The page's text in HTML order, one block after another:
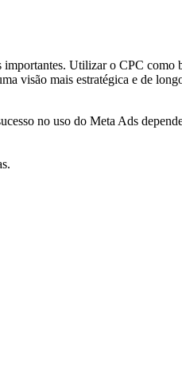
Utilizar o CPC como
visão mais estratégica e de
no uso do Meta Ads